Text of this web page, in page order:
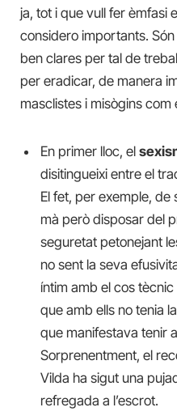
ja, tot i que vull fer èmfasi
considero importants.
ben clares per tal de
per eradicar, de manera
masclistes i misògins com
En primer lloc, el
disitingueixi entre el
El fet, per exemple, de
mà però disposar del
seguretat petonejant
no sent la seva
íntim amb el cos tècnic
que amb ells no tenia
que manifestava tenir
Sorprenentment, el
Vilda ha sigut una
refregada a l’escrot.